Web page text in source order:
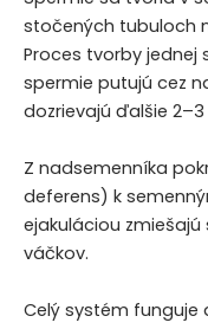
stočených tubuloch
Proces tvorby jednej
spermie putujú cez
dozrievajú ďalšie 2–3
Z nadsemenníka
deferens) k
ejakuláciou
váčkov.
Celý systém funguje